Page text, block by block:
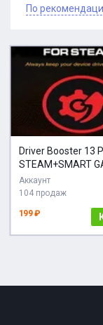
По
Driver Booster 13
STEAM+SMART
Booster PRO
Аккаунт
104 продаж
199 ₽